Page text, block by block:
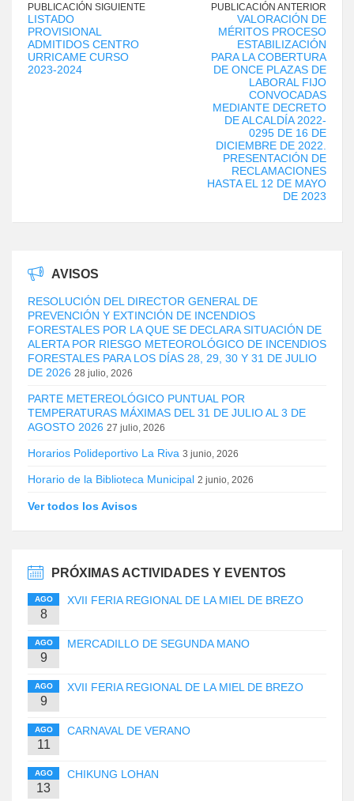
PUBLICACIÓN SIGUIENTE
LISTADO
PROVISIONAL
ADMITIDOS CENTRO
URRICAME CURSO
2023-2024
PUBLICACIÓN ANTERIOR
VALORACIÓN DE
MÉRITOS PROCESO
ESTABILIZACIÓN
PARA LA COBERTURA
DE ONCE PLAZAS DE
LABORAL FIJO
CONVOCADAS
MEDIANTE DECRETO
DE ALCALDÍA 2022-
0295 DE 16 DE
DICIEMBRE DE 2022.
PRESENTACIÓN DE
RECLAMACIONES
HASTA EL 12 DE MAYO
DE 2023
AVISOS
RESOLUCIÓN DEL DIRECTOR GENERAL DE
PREVENCIÓN Y EXTINCIÓN DE INCENDIOS
FORESTALES POR LA QUE SE DECLARA SITUACIÓN DE
ALERTA POR RIESGO METEOROLÓGICO DE INCENDIOS
FORESTALES PARA LOS DÍAS 28, 29, 30 Y 31 DE JULIO
DE 2026 28 julio, 2026
PARTE METEREOLÓGICO PUNTUAL POR
TEMPERATURAS MÁXIMAS DEL 31 DE JULIO AL 3 DE
AGOSTO 2026 27 julio, 2026
Horarios Polideportivo La Riva 3 junio, 2026
Horario de la Biblioteca Municipal 2 junio, 2026
Ver todos los Avisos
PRÓXIMAS ACTIVIDADES Y EVENTOS
AGO
8
XVII FERIA REGIONAL DE LA MIEL DE BREZO
AGO
9
MERCADILLO DE SEGUNDA MANO
AGO
9
XVII FERIA REGIONAL DE LA MIEL DE BREZO
AGO
11
CARNAVAL DE VERANO
AGO
13
CHIKUNG LOHAN